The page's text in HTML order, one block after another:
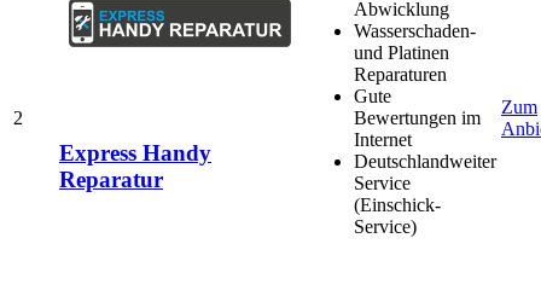
2
Express Handy
Reparatur
Abwicklung
Wasserschaden-
und Platinen
Reparaturen
Gute
Bewertungen im
Internet
Deutschlandweiter
Service
(Einschick-
Service)
Zum